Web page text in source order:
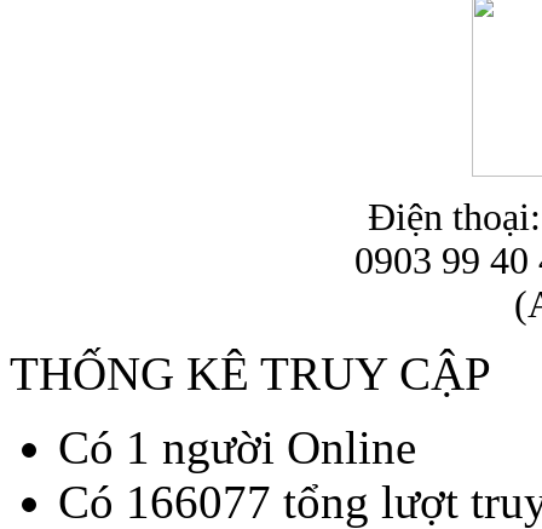
Điện
0903 99 40
THỐNG KÊ TRUY CẬP
Có 1 người Online
Có 166077 tổng lượt